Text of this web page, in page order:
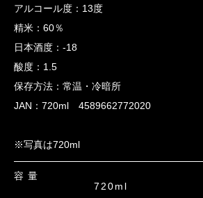
アルコール度：13度
精米：60％
日本酒度：-18
酸度：1.5
保存方法：常温・冷暗所
JAN：720ml 4589662772020
※写真は720ml
容 量
720ml